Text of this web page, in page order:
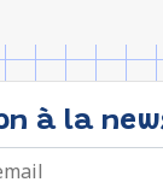
à la